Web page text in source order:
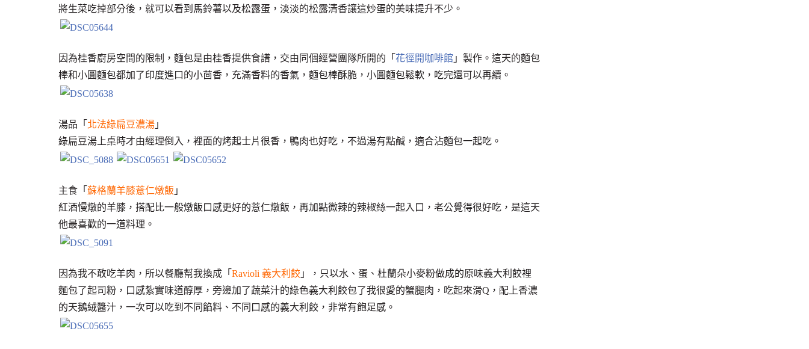
將生菜吃掉部分後，就可以看到馬鈴薯以及松露蛋，淡淡的松露清香讓這炒蛋的美味提升不少。
因為桂香廚房空間的限制，麵包是由桂香提供食譜，交由同個經營團隊所開的「 花徑開咖啡館 」製作。這天的麵包
棒和小圓麵包都加了印度進口的小茴香，充滿香料的香氣，麵包棒酥脆，小圓麵包鬆軟，吃完還可以再續。
湯品「 北法綠扁豆濃湯 」
綠扁豆湯上桌時才由經理倒入，裡面的烤起士片很香，鴨肉也好吃，不過湯有點鹹，適合沾麵包一起吃。
主食「 蘇格蘭羊膝薏仁燉飯 」
紅酒慢燉的羊膝，搭配比一般燉飯口感更好的薏仁燉飯，再加點微辣的辣椒絲一起入口，老公覺得很好吃，是這天
他最喜歡的一道料理。
因為我不敢吃羊肉，所以餐廳幫我換成「 Ravioli 義大利餃 」，只以水、蛋、杜蘭朵小麥粉做成的原味義大利餃裡
麵包了起司粉，口感紮實味道醇厚，旁邊加了蔬菜汁的綠色義大利餃包了我很愛的蟹腿肉，吃起來滑Q，配上香濃
的天鵝絨醬汁，一次可以吃到不同餡料、不同口感的義大利餃，非常有飽足感。